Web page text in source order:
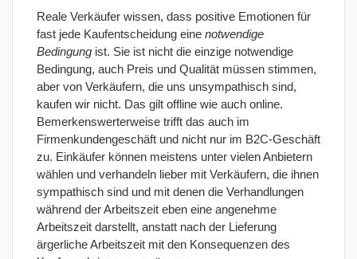
Reale Verkäufer wissen, dass positive Emotionen für
fast jede Kaufentscheidung eine notwendige
Bedingung ist. Sie ist nicht die einzige notwendige
Bedingung, auch Preis und Qualität müssen stimmen,
aber von Verkäufern, die uns unsympathisch sind,
kaufen wir nicht. Das gilt offline wie auch online.
Bemerkenswerterweise trifft das auch im
Firmenkundengeschäft und nicht nur im B2C-Geschäft
zu. Einkäufer können meistens unter vielen Anbietern
wählen und verhandeln lieber mit Verkäufern, die ihnen
sympathisch sind und mit denen die Verhandlungen
während der Arbeitszeit eben eine angenehme
Arbeitszeit darstellt, anstatt nach der Lieferung
ärgerliche Arbeitszeit mit den Konsequenzen des